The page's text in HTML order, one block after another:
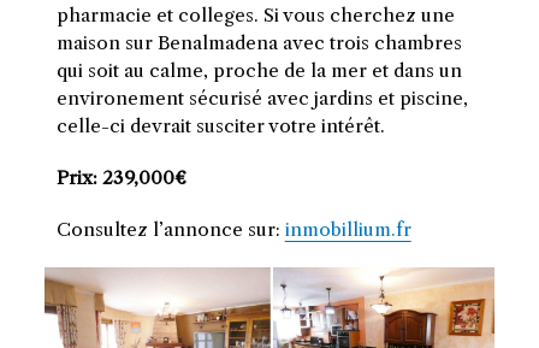
pharmacie et colleges. Si vous cherchez une
maison sur Benalmadena avec trois chambres
qui soit au calme, proche de la mer et dans un
environement sécurisé avec jardins et piscine,
celle-ci devrait susciter votre intérêt.
Prix: 239,000€
Consultez l’annonce sur: inmobillium.fr